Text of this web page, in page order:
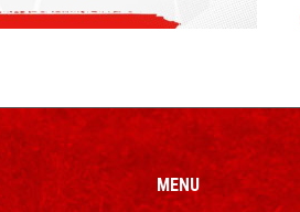
MENU